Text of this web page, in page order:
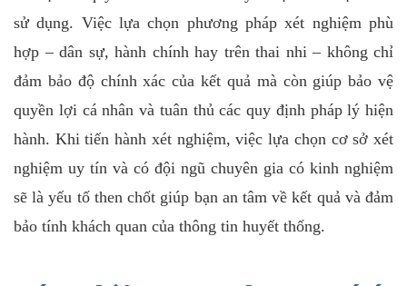
sử dụng. Việc lựa chọn phương pháp xét nghiệm phù
hợp – dân sự, hành chính hay trên thai nhi – không chỉ
đảm bảo độ chính xác của kết quả mà còn giúp bảo vệ
quyền lợi cá nhân và tuân thủ các quy định pháp lý hiện
hành. Khi tiến hành xét nghiệm, việc lựa chọn cơ sở xét
nghiệm uy tín và có đội ngũ chuyên gia có kinh nghiệm
sẽ là yếu tố then chốt giúp bạn an tâm về kết quả và đảm
bảo tính khách quan của thông tin huyết thống.